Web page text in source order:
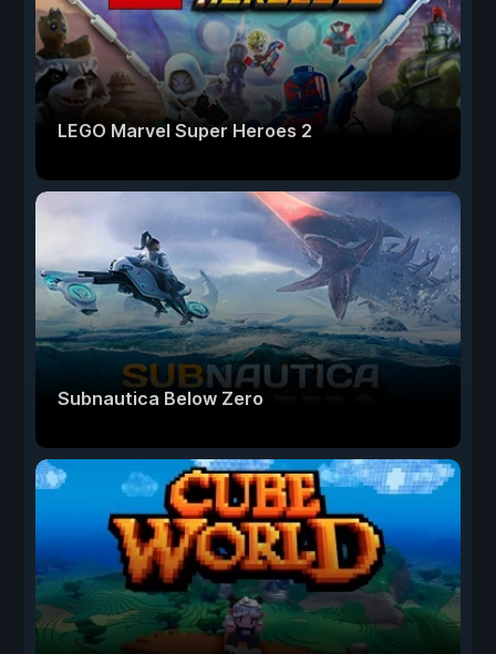
LEGO Marvel Super Heroes 2
Subnautica Below Zero